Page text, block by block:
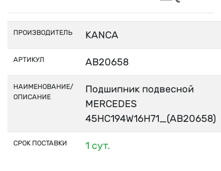
ПРОИЗВОДИТЕЛЬ KANCA
АРТИКУЛ AB20658
НАИМЕНОВАНИЕ/
ОПИСАНИЕ
Подшипник подвесной
MERCEDES
45HC194W16H71_(AB20658)
СРОК ПОСТАВКИ 1 сут.